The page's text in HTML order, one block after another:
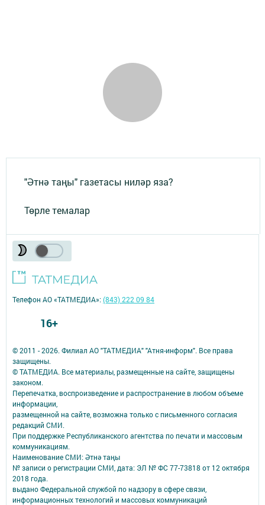
"Әтнә таңы" газетасы ниләр яза?
Төрле темалар
© 2011 - 2026. Филиал АО "ТАТМЕДИА" "Атня-информ". Все права
защищены.
© ТАТМЕДИА. Все материалы, размещенные на сайте, защищены
законом.
Перепечатка, воспроизведение и распространение в любом объеме
информации,
размещенной на сайте, возможна только с письменного согласия
редакций СМИ.
При поддержке Республиканского агентства по печати и массовым
коммуникациям.
Наименование СМИ: Әтнә таңы
№ записи о регистрации СМИ, дата: ЭЛ № ФС 77-73818 от 12 октября
2018 года.
выдано Федеральной службой по надзору в сфере связи,
информационных технологий и массовых коммуникаций
Телефон АО «ТАТМЕДИА»:(843) 222 09 84
16+